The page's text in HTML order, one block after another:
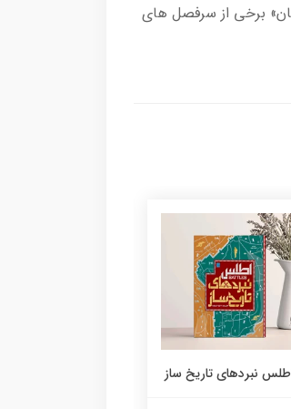
برخی از سرفصل های
نبردهای تاریخ ساز